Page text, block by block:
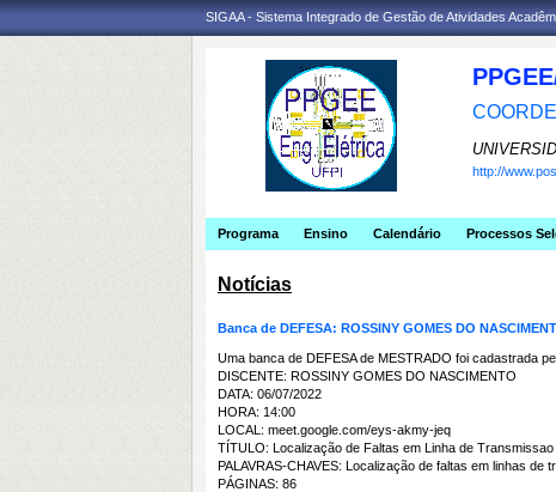
SIGAA - Sistema Integrado de Gestão de Atividades
http://
Programa Ensino Calendário Processos
Notícias
Banca de DEFESA: ROSSINY GOMES DO
Uma banca de DEFESA de MESTRADO foi cadastrada
DISCENTE: ROSSINY GOMES DO NASCIMENTO
DATA: 06/07/2022
HORA: 14:00
LOCAL: meet.google.com/eys-akmy-jeq
TÍTULO: Localização de Faltas em Linha de
PALAVRAS-CHAVES: Localização de faltas em linhas
PÁGINAS: 86